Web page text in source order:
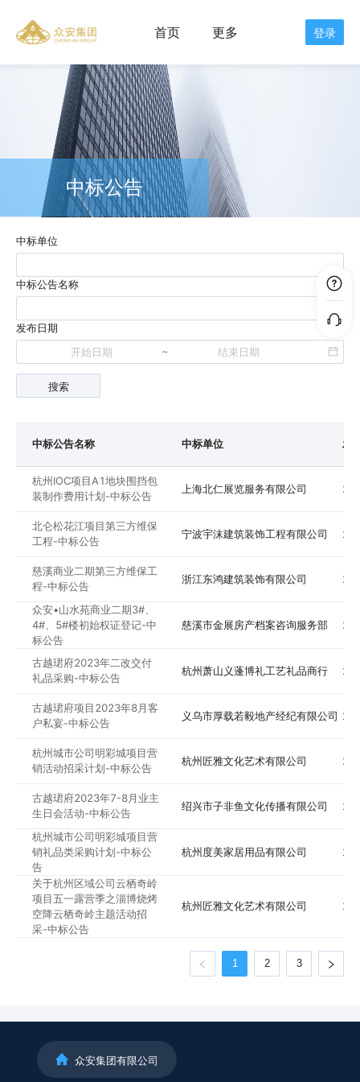
首页 登录
中标公告
中标单位
中标公告名称
发布日期
~
搜索
中标公告名称 中标单位 发
杭州IOC项目A1地块围挡包
装制作费用计划-中标公告
上海北仁展览服务有限公司
北仑松花江项目第三方维保
工程-中标公告
宁波宇沫建筑装饰工程有限公司
慈溪商业二期第三方维保工
程-中标公告
浙江东鸿建筑装饰有限公司
众安•山水苑商业二期3#、
4#、5#楼初始权证登记-中
标公告
慈溪市金展房产档案咨询服务部
古越珺府2023年二改交付
礼品采购-中标公告
杭州萧山义蓬博礼工艺礼品商行
古越珺府项目2023年8月客
户私宴-中标公告
义乌市厚载若毅地产经纪有限公司
杭州城市公司明彩城项目营
销活动招采计划-中标公告
杭州匠雅文化艺术有限公司
古越珺府2023年7-8月业主
生日会活动-中标公告
绍兴市子非鱼文化传播有限公司
杭州城市公司明彩城项目营
销礼品类采购计划-中标公
告
杭州度美家居用品有限公司
关于杭州区域公司云栖奇岭
项目五一露营季之淄博烧烤
空降云栖奇岭主题活动招
采-中标公告
杭州匠雅文化艺术有限公司
1 2 3
众安集团有限公司